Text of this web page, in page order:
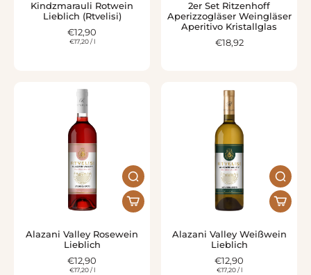
Kindzmarauli Rotwein
Lieblich (Rtvelisi)
€12,90
€17,20/ l
2er Set Ritzenhoff
Aperizzogläser Weingläser
Aperitivo Kristallglas
€18,92
Alazani Valley Rosewein
Lieblich
€12,90
€17,20/ l
Alazani Valley Weißwein
Lieblich
€12,90
€17,20/ l